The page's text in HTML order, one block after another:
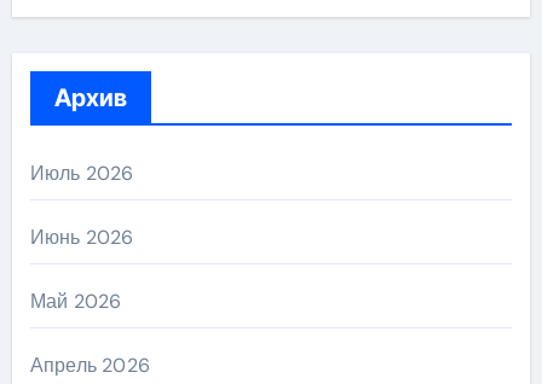
Архив
Июль 2026
Июнь 2026
Май 2026
Апрель 2026